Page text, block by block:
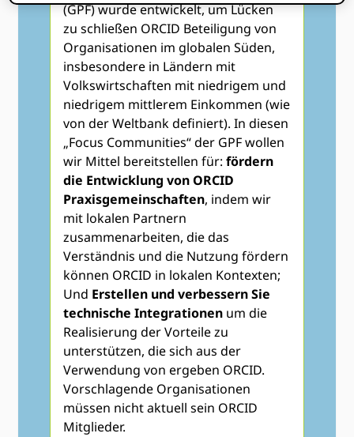
(GPF) wurde entwickelt, um Lücken
zu schließen ORCID Beteiligung von
Organisationen im globalen Süden,
insbesondere in Ländern mit
Volkswirtschaften mit niedrigem und
niedrigem mittlerem Einkommen (wie
von der Weltbank definiert). In diesen
„Focus Communities“ der GPF wollen
wir Mittel bereitstellen für:fördern
die Entwicklung von ORCID
Praxisgemeinschaften, indem wir
mit lokalen Partnern
zusammenarbeiten, die das
Verständnis und die Nutzung fördern
können ORCID in lokalen Kontexten;
Und Erstellen und verbessern Sie
technische Integrationen um die
Realisierung der Vorteile zu
unterstützen, die sich aus der
Verwendung von ergeben ORCID.
Vorschlagende Organisationen
müssen nicht aktuell sein ORCID
Mitglieder.